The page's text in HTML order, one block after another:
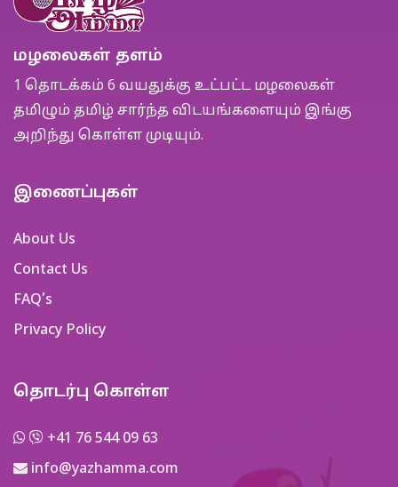
மழலைகள் தளம்
1 தொடக்கம் 6 வயதுக்கு உட்பட்ட மழலைகள்
தமிழும் தமிழ் சார்ந்த விடயங்களையும் இங்கு
அறிந்து கொள்ள முடியும்.
இணைப்புகள்
About Us
Contact Us
FAQ’s
Privacy Policy
தொடர்பு கொள்ள
+41 76 544 09 63
info@yazhamma.com